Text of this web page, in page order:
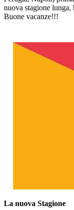
nuova stagione
Buone vacanze!!!
La nuova Stagione